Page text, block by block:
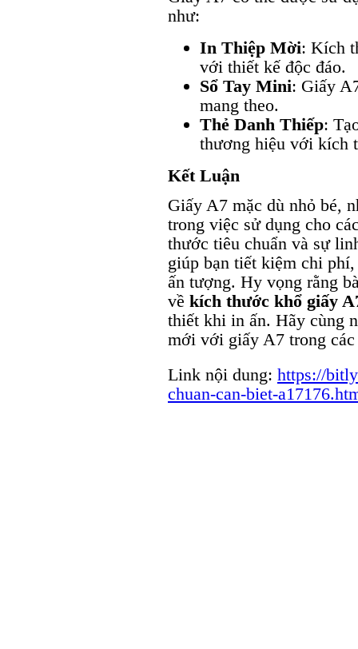
như:
In Thiệp Mời: Kích
với thiết kế độc đáo.
Sổ Tay Mini: Giấy
mang theo.
Thẻ Danh Thiếp:
thương hiệu với kích
Kết Luận
Giấy A7 mặc dù nhỏ bé,
trong việc sử dụng cho
thước tiêu chuẩn và sự
giúp bạn tiết kiệm chi
ấn tượng. Hy vọng rằng
về kích thước khổ giấy
thiết khi in ấn. Hãy cùng
mới với giấy A7 trong
Link nội dung: https://
chuan-can-biet-